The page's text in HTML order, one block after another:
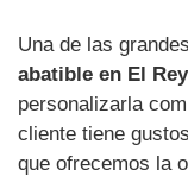
Una de las
abatible en El
personalizarla
cliente tiene
que ofrecemos la